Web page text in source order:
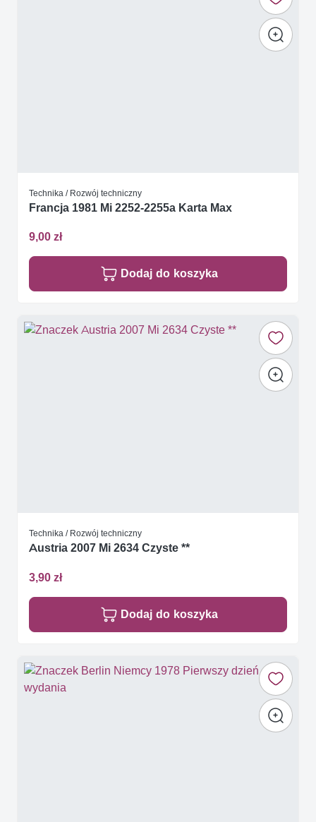
Technika / Rozwój techniczny
Francja 1981 Mi 2252-2255a Karta Max
9,00 zł
Dodaj do koszyka
Technika / Rozwój techniczny
Austria 2007 Mi 2634 Czyste **
3,90 zł
Dodaj do koszyka